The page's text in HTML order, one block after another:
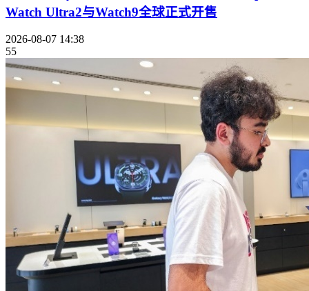
Watch Ultra2与Watch9全球正式开售
2026-08-07 14:38
55